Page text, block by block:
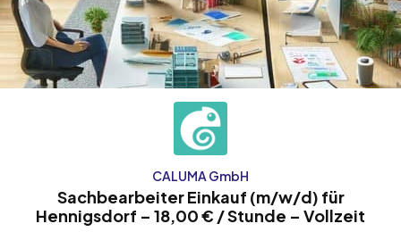
CALUMA GmbH
Sachbearbeiter Einkauf (m/w/d) für
Hennigsdorf – 18,00 € / Stunde – Vollzeit